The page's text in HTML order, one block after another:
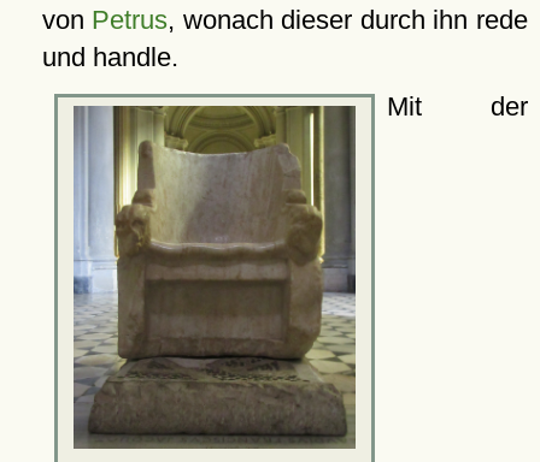
von Petrus, wonach dieser durch ihn rede
und handle.
Mit der